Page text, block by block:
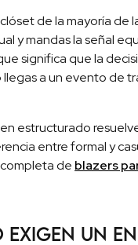
de la mayoría de
y mandas la señal
significa que la
a un evento de
estructurado
entre formal y
de blazers
un